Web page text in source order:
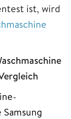
ist, wird